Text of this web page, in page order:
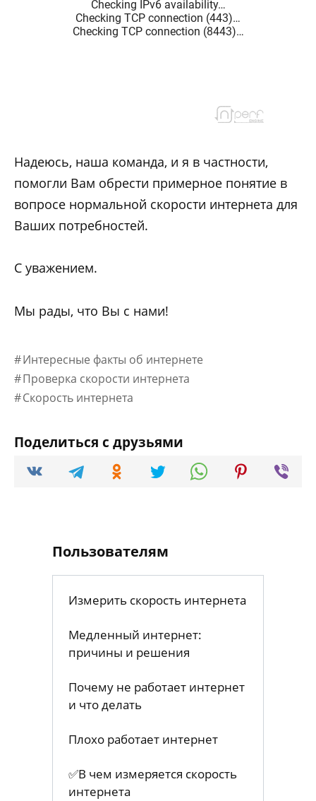
Надеюсь, наша команда, и я в частности,
помогли Вам обрести примерное понятие в
вопросе нормальной скорости интернета для
Ваших потребностей.
С уважением.
Мы рады, что Вы с нами!
Интересные факты об интернете
Проверка скорости интернета
Скорость интернета
Поделиться с друзьями
Пользователям
Измерить скорость интернета
Медленный интернет:
причины и решения
Почему не работает интернет
и что делать
Плохо работает интернет
✅В чем измеряется скорость
интернета